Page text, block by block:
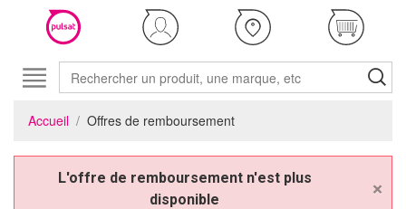
Accueil Offres de remboursement
L'offre de remboursement n'est plus
disponible
×